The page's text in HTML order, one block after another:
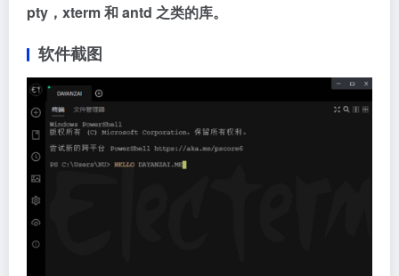
pty，xterm 和 antd 之类的库。
软件截图